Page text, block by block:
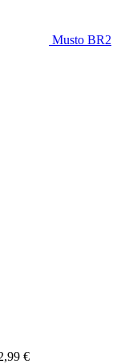
Musto BR2
€